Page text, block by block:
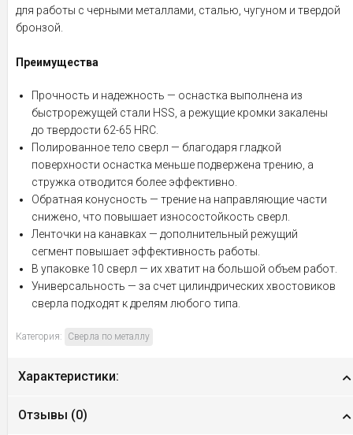
для работы с черными металлами, сталью, чугуном и твердой
бронзой.
Преимущества
Прочность и надежность — оснастка выполнена из
быстрорежущей стали HSS, а режущие кромки закалены
до твердости 62-65 HRC.
Полированное тело сверл — благодаря гладкой
поверхности оснастка меньше подвержена трению, а
стружка отводится более эффективно.
Обратная конусность — трение на направляющие части
снижено, что повышает износостойкость сверл.
Ленточки на канавках — дополнительный режущий
сегмент повышает эффективность работы.
В упаковке 10 сверл — их хватит на большой объем работ.
Универсальность — за счет цилиндрических хвостовиков
сверла подходят к дрелям любого типа.
Категория: Сверла по металлу
Характеристики:
Отзывы (0)